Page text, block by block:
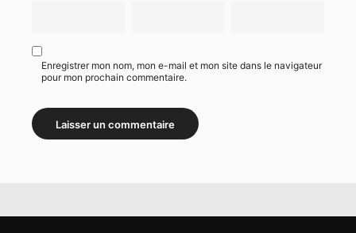
Enregistrer mon nom, mon e-mail et mon site dans le navigateur
pour mon prochain commentaire.